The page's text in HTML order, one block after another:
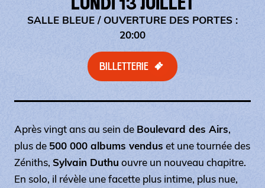
SALLE BLEUE / OUVERTURE DES PORTES :
20:00
BILLETTERIE
Après vingt ans au sein de Boulevard des Airs,
plus de 500 000 albums vendus et une tournée des
Zéniths, Sylvain Duthu ouvre un nouveau chapitre.
En solo, il révèle une facette plus intime, plus nue,